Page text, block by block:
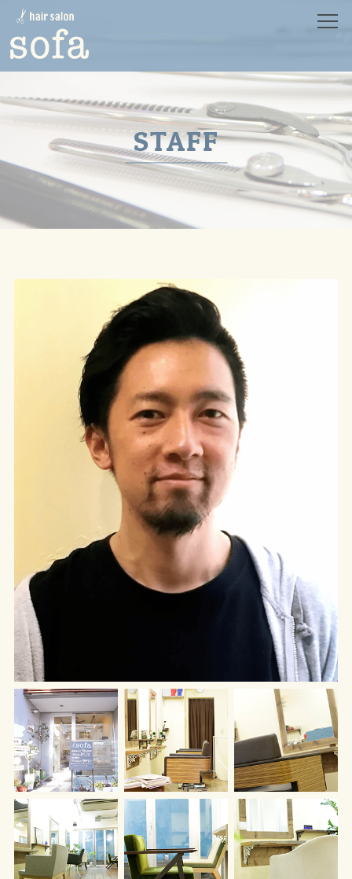
HOME
SALON
MENU メニュー
CONCEPT コンセプト
PRODUCT プロダクト
STYLE スタイル
スタッフ
BLOG ブログ
リクルート
SITEMAP サイトマップ
STAFF